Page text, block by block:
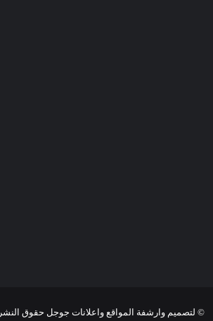
© لتصميم وارشفة المواقع واعلانات جوجل حقوق النشر 2026، جميع الحقوق محفوظة تم تصميم الموقع بواسطة